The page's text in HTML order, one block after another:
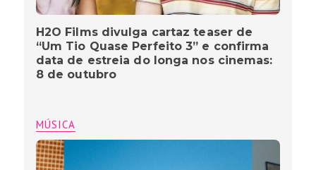
H2O Films divulga cartaz teaser de
“Um Tio Quase Perfeito 3” e confirma
data de estreia do longa nos cinemas:
8 de outubro
MÚSICA